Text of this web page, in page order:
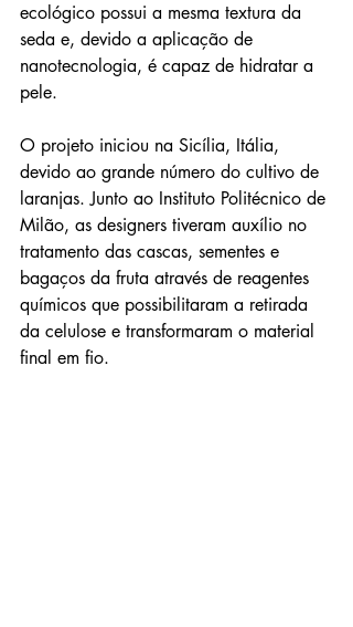
ecológico possui a mesma textura da
seda e, devido a aplicação de
nanotecnologia, é capaz de hidratar a
pele.
O projeto iniciou na Sicília, Itália,
devido ao grande número do cultivo de
laranjas. Junto ao Instituto Politécnico de
Milão, as designers tiveram auxílio no
tratamento das cascas, sementes e
bagaços da fruta através de reagentes
químicos que possibilitaram a retirada
da celulose e transformaram o material
final em fio.